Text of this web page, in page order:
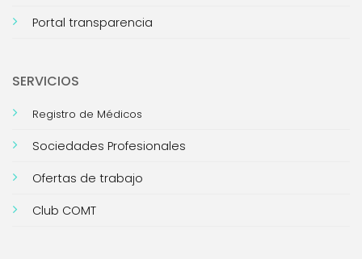
Portal transparencia
SERVICIOS
Registro de Médicos
Sociedades Profesionales
Ofertas de trabajo
Club COMT